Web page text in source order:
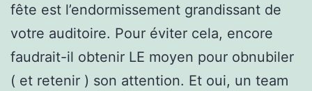
fête est l’endormissement grandissant de
votre auditoire. Pour éviter cela, encore
faudrait-il obtenir LE moyen pour obnubiler
( et retenir ) son attention. Et oui, un team